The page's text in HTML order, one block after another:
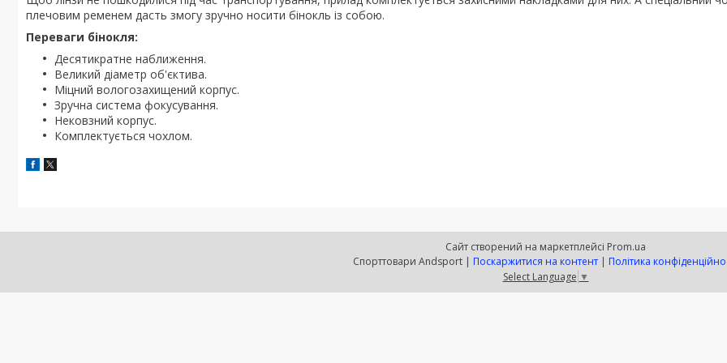
плечовим ременем дасть змогу зручно носити бінокль із собою.
Переваги бінокля:
Десятикратне наближення.
Великий діаметр об'єктива.
Міцний вологозахищений корпус.
Зручна система фокусування.
Нековзний корпус.
Комплектується чохлом.
Сайт створений на маркетплейсі Prom.ua
Спорттовари Andsport | Поскаржитися на контент | Політика
Select Language ▼